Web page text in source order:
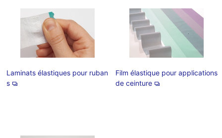
Laminats élastiques pour ruban
s
Film élastique pour applications
de ceinture